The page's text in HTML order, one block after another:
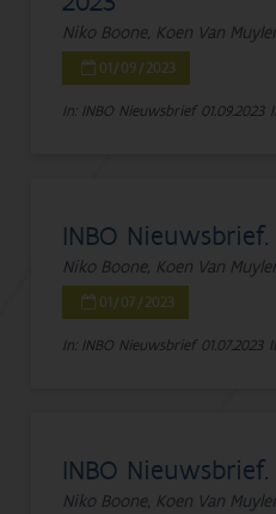
Niko Boone, Koen Van
01/09/2023
In: INBO Nieuwsbrief 01.09.2023
INBO
Niko Boone, Koen Van
01/07/2023
In: INBO Nieuwsbrief 01.07.2023
INBO
Niko Boone, Koen Van